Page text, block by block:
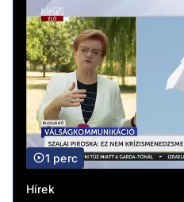
1 perc
Hírek